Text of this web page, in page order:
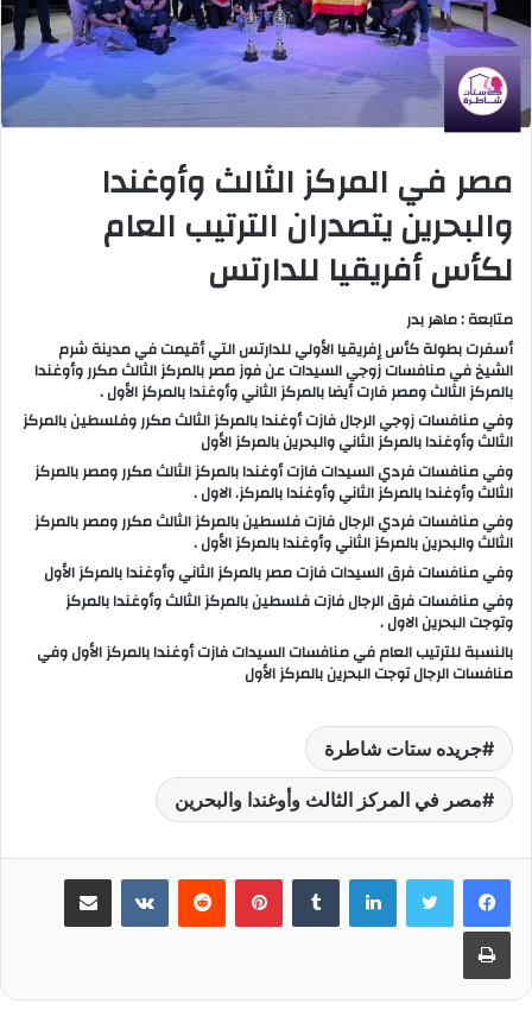
مصر في المركز الثالث وأوغندا
والبحرين يتصدران الترتيب العام
لكأس أفريقيا للدارتس
متابعة : ماهر بدر
أسفرت بطولة كأس إفريقيا الأولي للدارتس التي أقيمت في مدينة شرم
الشيخ في منافسات زوجي السيدات عن فوز مصر بالمركز الثالث مكرر وأوغندا
بالمركز الثالث ومصر فارت أيضا بالمركز الثاني وأوغندا بالمركز الأول .
وفي منافسات زوجي الرجال فازت أوغندا بالمركز الثالث مكرر وفلسطين بالمركز
الثالث وأوغندا بالمركز الثاني والبحرين بالمركز الأول
وفي منافسات فردي السيدات فازت أوغندا بالمركز الثالث مكرر ومصر بالمركز
الثالث وأوغندا بالمركز الثاني وأوغندا بالمركز. الاول .
وفي منافسات فردي الرجال فازت فلسطين بالمركز الثالث مكرر ومصر بالمركز
الثالث والبحرين بالمركز الثاني وأوغندا بالمركز الأول .
وفي منافسات فرق السيدات فازت مصر بالمركز الثاني وأوغندا بالمركز الأول
وفي منافسات فرق الرجال فازت فلسطين بالمركز الثالث وأوغندا بالمركز
وتوجت البحرين الاول .
بالنسبة للترتيب العام في منافسات السيدات فازت أوغندا بالمركز الأول وفي
منافسات الرجال توجت البحرين بالمركز الأول
جريده ستات شاطرة
مصر في المركز الثالث وأوغندا والبحرين
لينكدإن بينتيريست